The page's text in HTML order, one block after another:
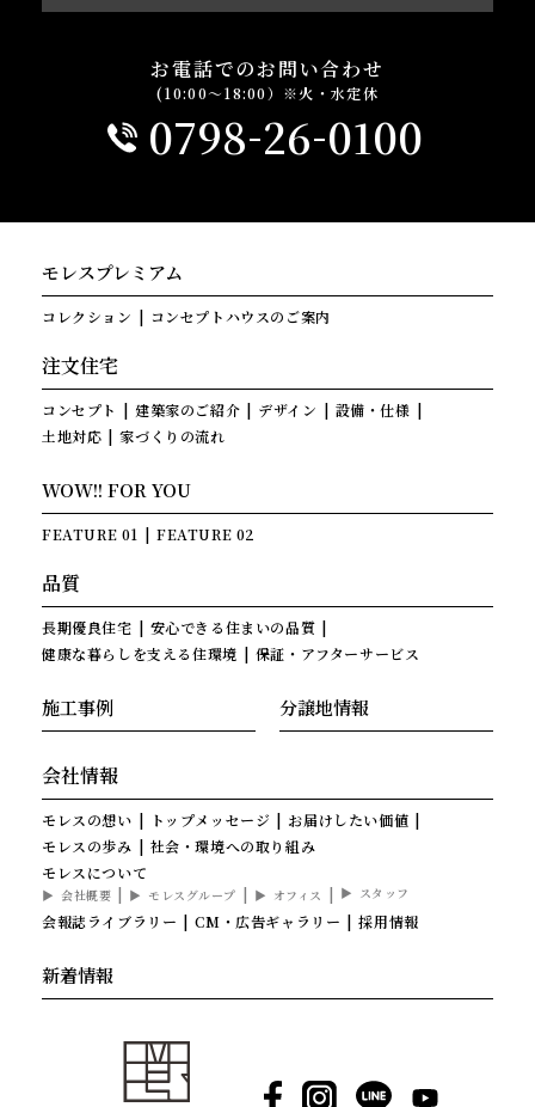
お電話でのお問い合わせ
(10:00～18:00）※火・水定休
0798-26-0100
モレスプレミアム
コレクション コンセプトハウスのご案内
注文住宅
コンセプト 建築家のご紹介 デザイン
設備・仕様
土地対応
家づくりの流れ
WOW!! FOR YOU
FEATURE 01 FEATURE 02
品質
長期優良住宅
安心できる住まいの品質
健康な暮らしを支える住環境
保証・アフターサービス
施工事例 分譲地情報
会社情報
モレスの想い トップメッセージ
お届けしたい価値
モレスの歩み
社会・環境への取り組み
モレスについて
会社概要 モレスグループ オフィス スタッフ
会報誌ライブラリー CM・広告ギャラリー 採用情報
新着情報
Facebook
Instagram
LINE YouTube